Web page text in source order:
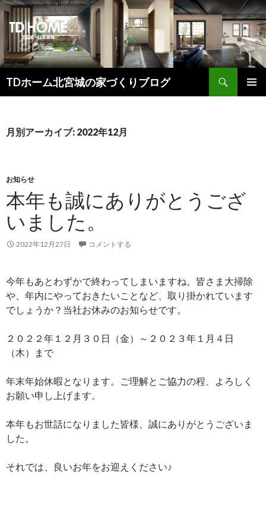
TDホーム北宮城の家づくりブログ
索
ン
キ
プ
月別アーカイブ: 2022年12月
お知らせ
本年も誠にありがとうござ
いました。
2022年12月27日 コメントする
今年もあとわずかで終わってしまいますね。皆さま大掃除
や、年内にやっておきたいことなど、取り掛かれています
でしょうか？当社お休みのお知らせです。
２０２２年１２月３０日（金）～２０２３年１月４日
（木）まで
年末年始休暇となります。ご理解とご協力の程、よろしく
お願い申し上げます。
本年もお世話になりました皆様、誠にありがとうございま
した。
それでは、良いお年をお迎えください♪